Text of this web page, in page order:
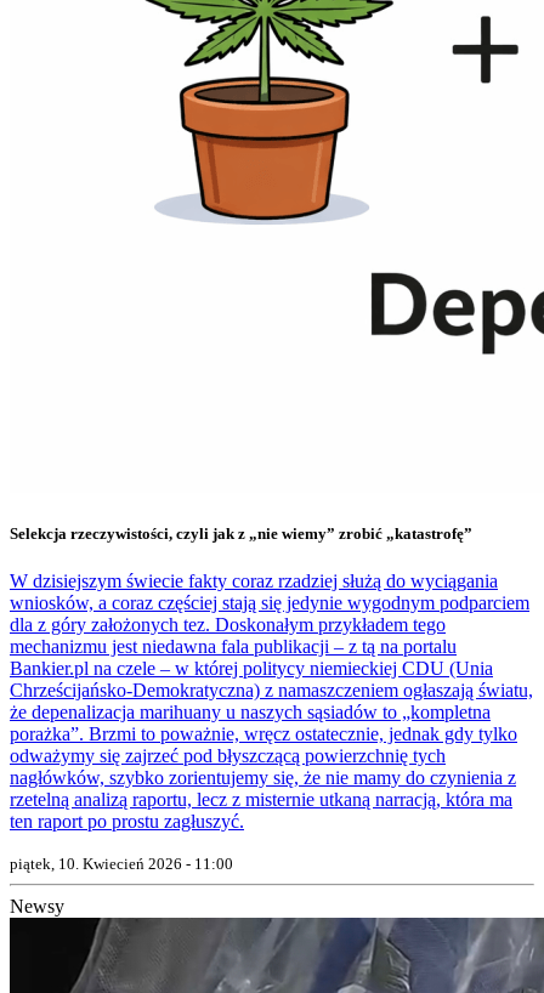
Selekcja rzeczywistości, czyli jak z „nie wiemy” zrobić „katastrofę”
W dzisiejszym świecie fakty coraz rzadziej służą do wyciągania
wniosków, a coraz częściej stają się jedynie wygodnym podparciem
dla z góry założonych tez. Doskonałym przykładem tego
mechanizmu jest niedawna fala publikacji – z tą na portalu
Bankier.pl na czele – w której politycy niemieckiej CDU (Unia
Chrześcijańsko-Demokratyczna) z namaszczeniem ogłaszają światu,
że depenalizacja marihuany u naszych sąsiadów to „kompletna
porażka”. Brzmi to poważnie, wręcz ostatecznie, jednak gdy tylko
odważymy się zajrzeć pod błyszczącą powierzchnię tych
nagłówków, szybko zorientujemy się, że nie mamy do czynienia z
rzetelną analizą raportu, lecz z misternie utkaną narracją, która ma
ten raport po prostu zagłuszyć.
piątek, 10. Kwiecień 2026 - 11:00
Newsy